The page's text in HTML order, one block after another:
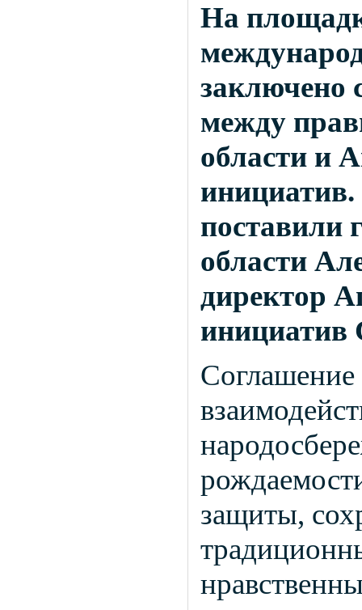
На
заключено
между
области и
поставили
области
директор
инициатив
Соглашение
защиты,